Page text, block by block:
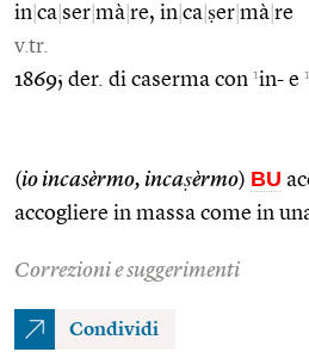
in ca ser mà re, in ca ṣer mà re
v.tr.
1869; der. di caserma con 1in- e 1
(io incasèrmo, incaṣèrmo) BU
accogliere in massa come in
Correzioni e suggerimenti
Condividi